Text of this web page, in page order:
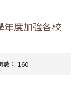
年度加強各校
數： 160